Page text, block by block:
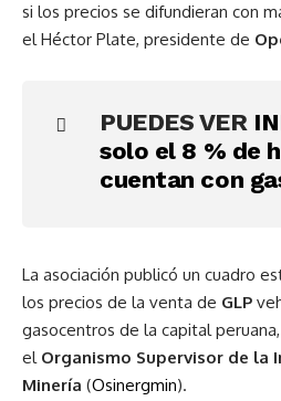
si los precios se difundieran con
el Héctor Plate, presidente de
PUEDES VER
solo el 8 % de
cuentan con
La asociación publicó un cuadro
los precios de la venta de GLP
gasocentros de la capital
el Organismo Supervisor de la
Minería (Osinergmin).